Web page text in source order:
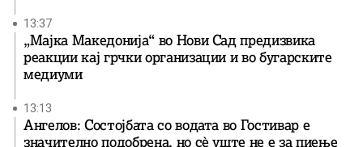
13:37
„Мајка Македонија“ во Нови Сад предизвика
реакции кај грчки организации и во бугарските
медиуми
13:13
Ангелов: Состојбата со водата во Гостивар е
значително подобрена, но сè уште не е за пиење